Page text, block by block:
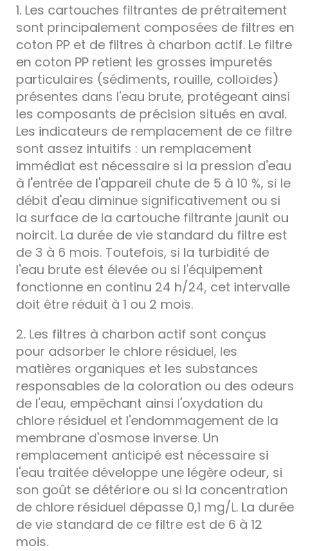
1. Les cartouches filtrantes de prétraitement
sont principalement composées de filtres en
coton PP et de filtres à charbon actif. Le filtre
en coton PP retient les grosses impuretés
particulaires (sédiments, rouille, colloïdes)
présentes dans l'eau brute, protégeant ainsi
les composants de précision situés en aval.
Les indicateurs de remplacement de ce filtre
sont assez intuitifs : un remplacement
immédiat est nécessaire si la pression d'eau
à l'entrée de l'appareil chute de 5 à 10 %, si le
débit d'eau diminue significativement ou si
la surface de la cartouche filtrante jaunit ou
noircit. La durée de vie standard du filtre est
de 3 à 6 mois. Toutefois, si la turbidité de
l'eau brute est élevée ou si l'équipement
fonctionne en continu 24 h/24, cet intervalle
doit être réduit à 1 ou 2 mois.
2. Les filtres à charbon actif sont conçus
pour adsorber le chlore résiduel, les
matières organiques et les substances
responsables de la coloration ou des odeurs
de l'eau, empêchant ainsi l'oxydation du
chlore résiduel et l'endommagement de la
membrane d'osmose inverse. Un
remplacement anticipé est nécessaire si
l'eau traitée développe une légère odeur, si
son goût se détériore ou si la concentration
de chlore résiduel dépasse 0,1 mg/L. La durée
de vie standard de ce filtre est de 6 à 12
mois.